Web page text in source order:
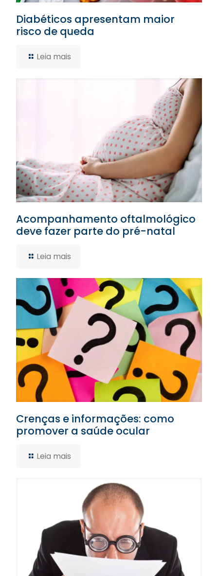
Diabéticos apresentam maior
risco de queda
Leia mais
Acompanhamento oftalmológico
deve fazer parte do pré-natal
Leia mais
Crenças e informações: como
promover a saúde ocular
Leia mais